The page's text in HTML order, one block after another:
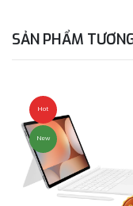
SẢN PHẨM
Hot
New